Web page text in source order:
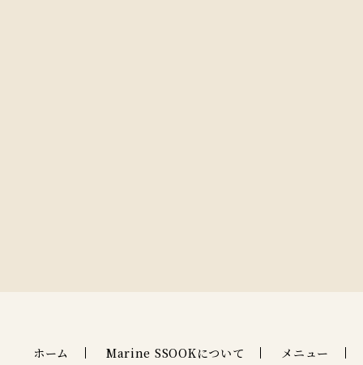
ホーム Marine SSOOKについて メニュー